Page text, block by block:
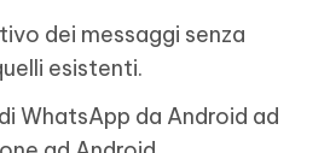
dei messaggi senza
esistenti.
WhatsApp da Android ad